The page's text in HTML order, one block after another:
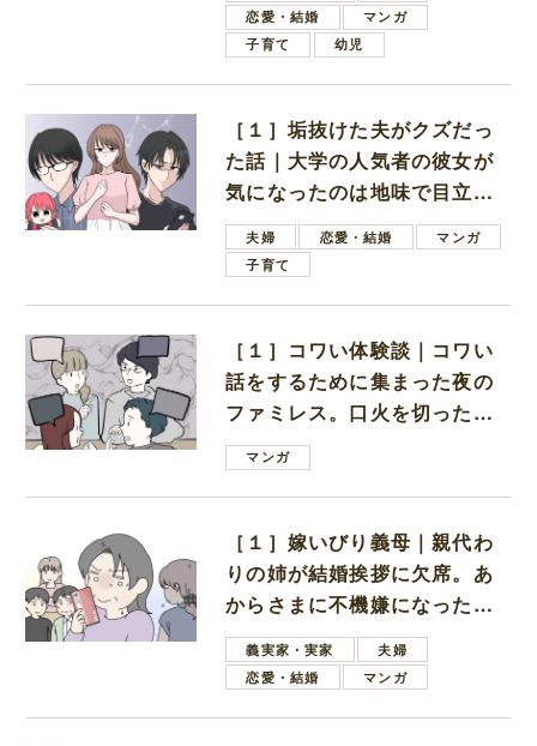
恋愛・結婚
マンガ
子育て
幼児
［１］垢抜けた夫がクズだっ
た話｜大学の人気者の彼女が
気になったのは地味で目立た
ない男子学生
夫婦 恋愛・結婚
マンガ
子育て
［１］コワい体験談｜コワい
話をするために集まった夜の
ファミレス。口火を切ったの
は電車好きの男の子ママ
マンガ
［１］嫁いびり義母｜親代わ
りの姉が結婚挨拶に欠席。あ
からさまに不機嫌になった義
母義実家・実家
夫婦
恋愛・結婚
マンガ